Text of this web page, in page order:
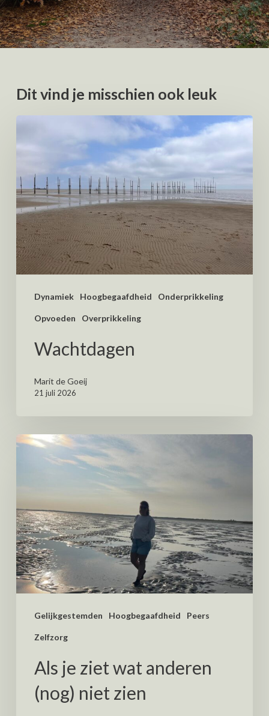
Dit vind je misschien ook leuk
Dynamiek Hoogbegaafdheid Onderprikkeling
Opvoeden Overprikkeling
Wachtdagen
Marit de Goeij
21 juli 2026
Gelijkgestemden Hoogbegaafdheid Peers
Zelfzorg
Als je ziet wat anderen
(nog) niet zien